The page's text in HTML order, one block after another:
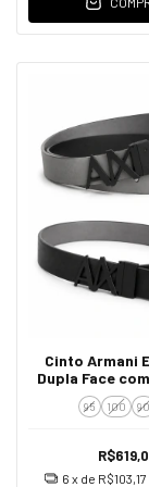
Cinto Armani
Dupla Face
Logo
95 100 90
6 x de R$103,17